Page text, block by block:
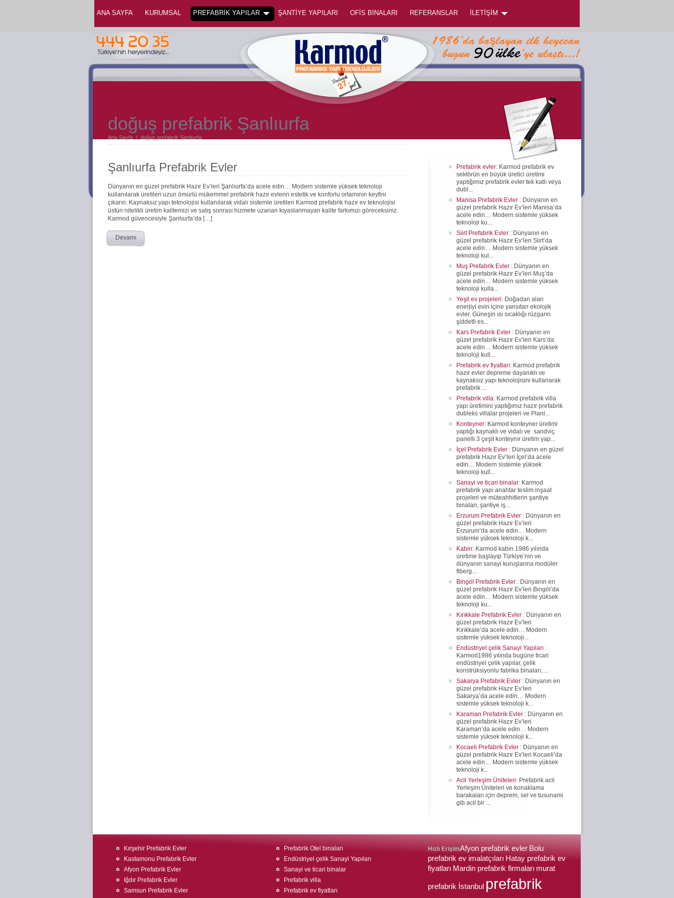
ANA SAYFA KURUMSAL PREFABRİK YAPILAR ŞANTİYE YAPILARI OFİS BİNALARI REFERANSLAR İLETİŞİM
doğuş prefabrik Şanlıurfa
Ana Sayfa \ doğuş prefabrik Şanlıurfa
Şanlıurfa Prefabrik Evler
Dünyanın en güzel prefabrik Hazır Ev’leri Şanlıurfa’da acele edin… Modern sistemle yüksek teknoloji
kullanılarak üretilen uzun ömürlü mükemmel prefabrik hazır evlerin estetik ve konforlu ortamının keyfini
çıkarın. Kaynaksız yapı teknolojisi kullanılarak vidalı sistemle üretilen Karmod prefabrik hazır ev teknolojisi
üstün nitelikli üretim kalitemizi ve satış sonrası hizmete uzanan kıyaslanmayan kalite farkımızı göreceksiniz.
Karmod güvencesiyle Şanlıurfa’da […]
Devamı
Prefabrik evler: Karmod prefabrik ev
sektörün en büyük üretici üretimi
yaptığımız prefabrik evler tek katlı veya
dubl...
Manisa Prefabrik Evler : Dünyanın en
güzel prefabrik Hazır Ev’leri Manisa’da
acele edin… Modern sistemle yüksek
teknoloji ku...
Siirt Prefabrik Evler : Dünyanın en
güzel prefabrik Hazır Ev’leri Siirt’da
acele edin… Modern sistemle yüksek
teknoloji kul...
Muş Prefabrik Evler : Dünyanın en
güzel prefabrik Hazır Ev’leri Muş’da
acele edin… Modern sistemle yüksek
teknoloji kulla...
Yeşil ev projeleri: Doğadan alan
enerjiyi evin içine yansıtan ekolojik
evler. Güneşin ısı sıcaklığı rüzgarın
şiddetli es...
Kars Prefabrik Evler : Dünyanın en
güzel prefabrik Hazır Ev’leri Kars’da
acele edin… Modern sistemle yüksek
teknoloji kull...
Prefabrik ev fiyatları: Karmod prefabrik
hazır evler depreme dayanıklı ve
kaynaksız yapı teknolojisini kullanarak
prefabrik ...
Prefabrik villa: Karmod prefabrik villa
yapı üretimini yaptığımız hazır prefabrik
dubleks villalar projeleri ve Planl...
Konteyner: Karmod konteyner üretimi
yaptığı kaynaklı ve vidalı ve sandviç
panelli 3 çeşit konteynır üretim yap...
İçel Prefabrik Evler : Dünyanın en güzel
prefabrik Hazır Ev’leri İçel’da acele
edin… Modern sistemle yüksek
teknoloji kull...
Sanayi ve ticari binalar: Karmod
prefabrik yapı anahtar teslim inşaat
projeleri ve müteahhitlerin şantiye
binaları, şantiye iş...
Erzurum Prefabrik Evler : Dünyanın en
güzel prefabrik Hazır Ev’leri
Erzurum’da acele edin… Modern
sistemle yüksek teknoloji k...
Kabin: Karmod kabin 1986 yılında
üretime başlayıp Türkiye’nin ve
dünyanın sanayi kuruşlarına modüler
fiberg...
Bingöl Prefabrik Evler : Dünyanın en
güzel prefabrik Hazır Ev’leri Bingöl’da
acele edin… Modern sistemle yüksek
teknoloji ku...
Kırıkkale Prefabrik Evler : Dünyanın en
güzel prefabrik Hazır Ev’leri
Kırıkkale’da acele edin… Modern
sistemle yüksek teknoloji...
Endüstriyel çelik Sanayi Yapıları :
Karmod1986 yılında bugüne ticari
endüstriyel çelik yapılar, çelik
konstrüksiyonlu fabrika binaları, ...
Sakarya Prefabrik Evler : Dünyanın en
güzel prefabrik Hazır Ev’leri
Sakarya’da acele edin… Modern
sistemle yüksek teknoloji k...
Karaman Prefabrik Evler : Dünyanın en
güzel prefabrik Hazır Ev’leri
Karaman’da acele edin… Modern
sistemle yüksek teknoloji k...
Kocaeli Prefabrik Evler : Dünyanın en
güzel prefabrik Hazır Ev’leri Kocaeli’da
acele edin… Modern sistemle yüksek
teknoloji k...
Acil Yerleşim Üniteleri: Prefabrik acil
Yerleşim Üniteleri ve konaklama
barakaları için deprem, sel ve tusunami
gib acil bir ...
Kırşehir Prefabrik Evler
Kastamonu Prefabrik Evler
Afyon Prefabrik Evler
Iğdır Prefabrik Evler
Samsun Prefabrik Evler
Prefabrik Otel binaları
Endüstriyel çelik Sanayi Yapıları
Sanayi ve ticari binalar
Prefabrik villa
Prefabrik ev fiyatları
Hızlı ErişimAfyon prefabrik evler Bolu
prefabrik ev imalatçıları Hatay prefabrik ev
fiyatları Mardin prefabrik firmaları murat
prefabrik İstanbul prefabrik